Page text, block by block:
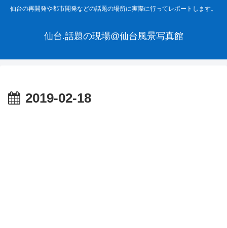
仙台の再開発や都市開発などの話題の場所に実際に行ってレポートします。
仙台.話題の現場@仙台風景写真館
2019-02-18